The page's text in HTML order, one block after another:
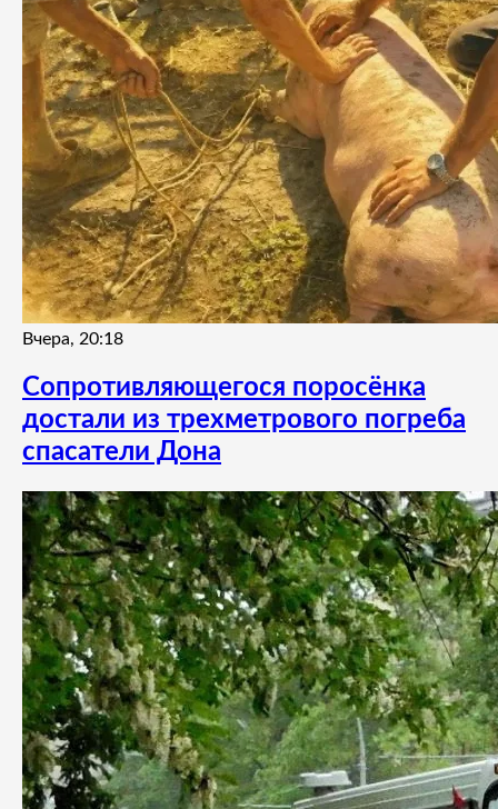
Вчера, 20:18
Сопротивляющегося поросёнка
достали из трехметрового погреба
спасатели Дона